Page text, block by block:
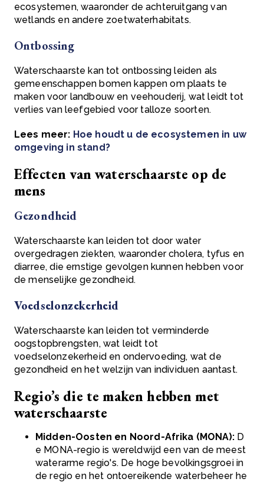
ecosystemen, waaronder de achteruitgang van
wetlands en andere zoetwaterhabitats.
Ontbossing
Waterschaarste kan tot ontbossing leiden als
gemeenschappen bomen kappen om plaats te
maken voor landbouw en veehouderij, wat leidt tot
verlies van leefgebied voor talloze soorten.
Lees meer: Hoe houdt u de ecosystemen in uw
omgeving in stand?
Effecten van waterschaarste op de
mens
Gezondheid
Waterschaarste kan leiden tot door water
overgedragen ziekten, waaronder cholera, tyfus en
diarree, die ernstige gevolgen kunnen hebben voor
de menselijke gezondheid.
Voedselonzekerheid
Waterschaarste kan leiden tot verminderde
oogstopbrengsten, wat leidt tot
voedselonzekerheid en ondervoeding, wat de
gezondheid en het welzijn van individuen aantast.
Regio’s die te maken hebben met
waterschaarste
Midden-Oosten en Noord-Afrika (MONA):D
e MONA-regio is wereldwijd een van de meest
waterarme regio's. De hoge bevolkingsgroei in
de regio en het ontoereikende waterbeheer he